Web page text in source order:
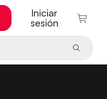
Iniciar
sesión